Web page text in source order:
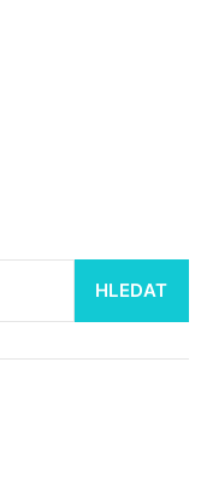
HLEDAT